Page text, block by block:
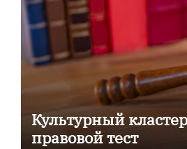
Культурный
правовой тест